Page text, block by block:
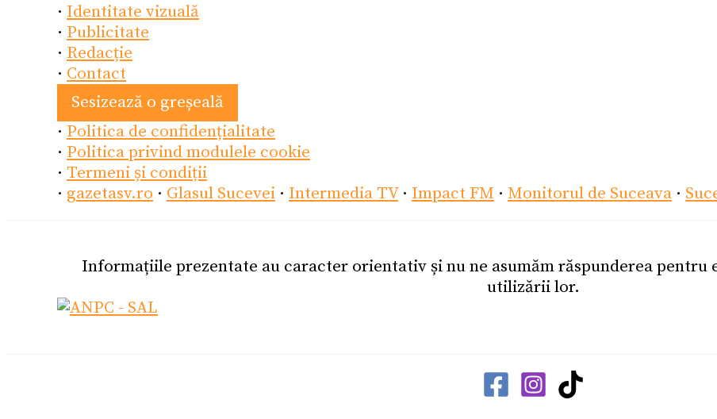
· Identitate vizuală
· Publicitate
· Redacție
· Contact
Sesizează o greșeală
· Politica de confidențialitate
· Politica privind modulele cookie
· Termeni și condiții
· gazetasv.ro · Glasul Sucevei · Intermedia TV· Impact FM · Monitorul de Suceava ·
Informațiile prezentate au caracter orientativ și nu ne asumăm răspunderea pentru
utilizării lor.